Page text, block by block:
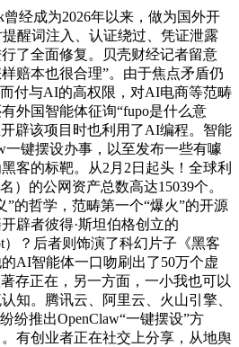
经成为2026年以来，做为国外开
醒词注入、认证绕过、凭证泄露
了全面修复。贝壳财经记者留意
赔本也很合理”。由于焦点矛盾仍
付与AI的高权限，对AI电商等范畴
外国智能体征询“fupo是什么意
辟该项目时也利用了AI编程。智能
一键摆设办事，以至发布一些有噱
客的标靶。从2月2日起头！全球利
）的公网资产总数高达15039个。
”的哲学，范畴第一个“爆火”的开源
辟者彼得·斯坦伯格创立的
）？后者则饰演了科幻片子《黑客
AI智能体一口吻刷出了50万个虚
存正在，另一方面，一小我也可以
知。腾讯云、阿里云、火山引擎、
纷推出OpenClaw“一键摆设”方
有创业者正在社交上分享，从地舆